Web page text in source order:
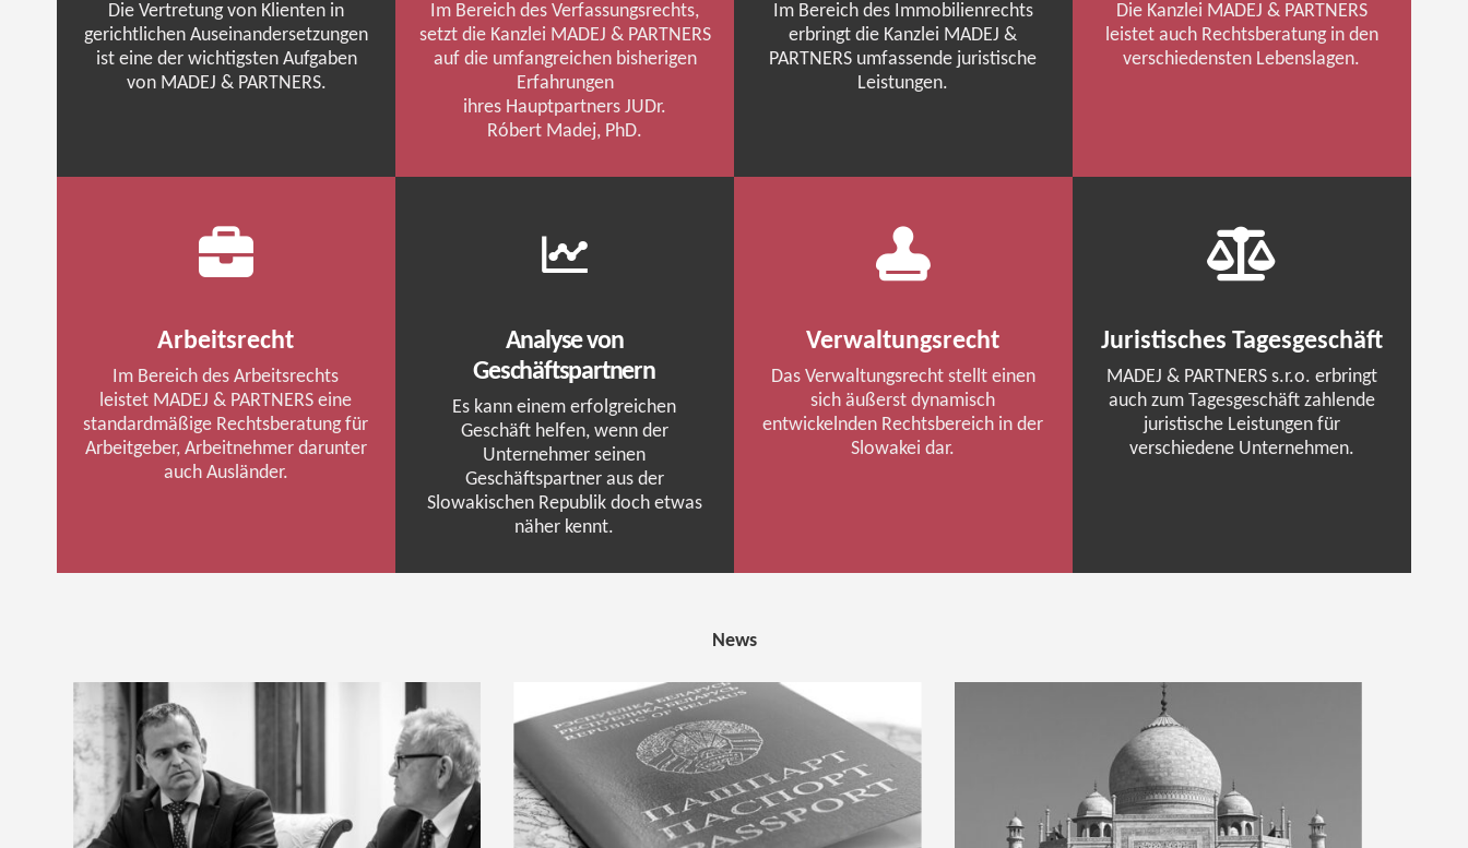
Die Vertretung von Klienten in
gerichtlichen Auseinandersetzungen
ist eine der wichtigsten Aufgaben
von MADEJ & PARTNERS.
Im Bereich des Verfassungsrechts,
setzt die Kanzlei MADEJ & PARTNERS
auf die umfangreichen bisherigen
Erfahrungen
ihres Hauptpartners JUDr.
Róbert Madej, PhD.
Im Bereich des Immobilienrechts
erbringt die Kanzlei MADEJ &
PARTNERS umfassende juristische
Leistungen.
Die Kanzlei MADEJ & PARTNERS
leistet auch Rechtsberatung in den
verschiedensten Lebenslagen.
Arbeitsrecht
Im Bereich des Arbeitsrechts
leistet MADEJ & PARTNERS eine
standardmäßige Rechtsberatung für
Arbeitgeber, Arbeitnehmer darunter
auch Ausländer.
Analyse von
Geschäftspartnern
Es kann einem erfolgreichen
Geschäft helfen, wenn der
Unternehmer seinen
Geschäftspartner aus der
Slowakischen Republik doch etwas
näher kennt.
Verwaltungsrecht
Das Verwaltungsrecht stellt einen
sich äußerst dynamisch
entwickelnden Rechtsbereich in der
Slowakei dar.
Juristisches Tagesgeschäft
MADEJ & PARTNERS s.r.o. erbringt
auch zum Tagesgeschäft zahlende
juristische Leistungen für
verschiedene Unternehmen.
News